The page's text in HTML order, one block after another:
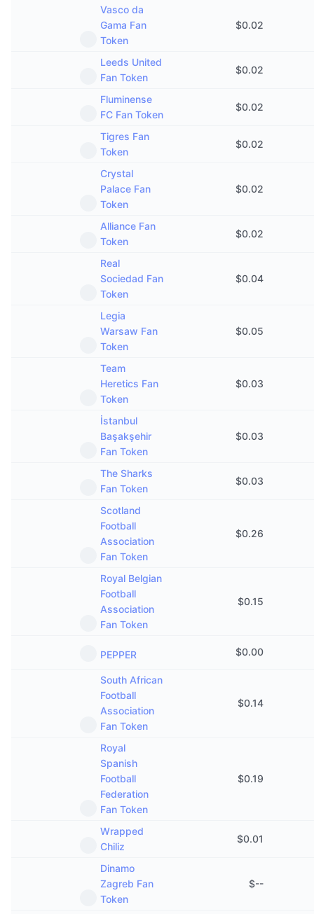
Vasco da
Gama Fan
Token
$0.02
Leeds United
Fan Token
$0.02
Fluminense
FC Fan Token
$0.02
Tigres Fan
Token
$0.02
Crystal
Palace Fan
Token
$0.02
Alliance Fan
Token
$0.02
Real
Sociedad Fan
Token
$0.04
Legia
Warsaw Fan
Token
$0.05
Team
Heretics Fan
Token
$0.03
İstanbul
Başakşehir
Fan Token
$0.03
The Sharks
Fan Token
$0.03
Scotland
Football
Association
Fan Token
$0.26
Royal Belgian
Football
Association
Fan Token
$0.15
PEPPER $0.00
South African
Football
Association
Fan Token
$0.14
Royal
Spanish
Football
Federation
Fan Token
$0.19
Wrapped
Chiliz
$0.01
Dinamo
Zagreb Fan
Token
$--